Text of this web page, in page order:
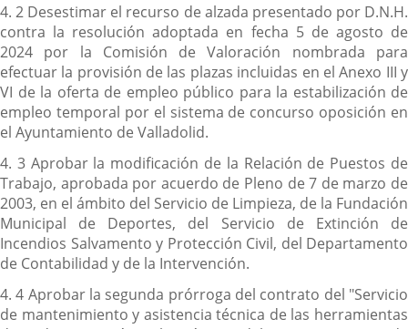
4. 2 Desestimar el recurso de alzada presentado por D.N.H.
contra la resolución adoptada en fecha 5 de agosto de
2024 por la Comisión de Valoración nombrada para
efectuar la provisión de las plazas incluidas en el Anexo III y
VI de la oferta de empleo público para la estabilización de
empleo temporal por el sistema de concurso oposición en
el Ayuntamiento de Valladolid.
4. 3 Aprobar la modificación de la Relación de Puestos de
Trabajo, aprobada por acuerdo de Pleno de 7 de marzo de
2003, en el ámbito del Servicio de Limpieza, de la Fundación
Municipal de Deportes, del Servicio de Extinción de
Incendios Salvamento y Protección Civil, del Departamento
de Contabilidad y de la Intervención.
4. 4 Aprobar la segunda prórroga del contrato del "Servicio
de mantenimiento y asistencia técnica de las herramientas